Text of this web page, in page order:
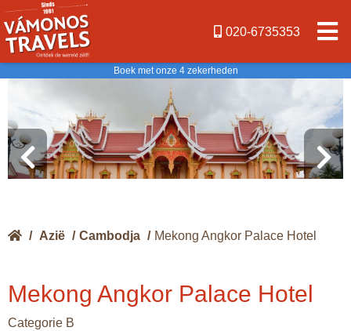
020-6735353
Boek met onze 4 zekerheden
/ Azië / Cambodja / Mekong Angkor Palace Hotel
Mekong Angkor Palace Hotel
Categorie B